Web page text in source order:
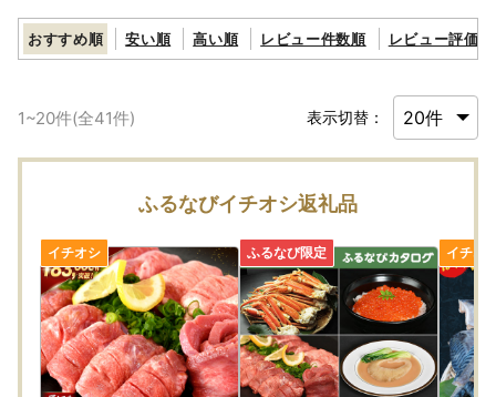
★返礼品について
・長期ご不在でお受取不可の期間がございましたら、必ず備
考欄に「不在:○○」とご記入ください。
・お申込内容の不備（住所誤り等）や、受取人様のご都合に
より返礼品がお届けできない場合、再送および寄附金の返金
・手配状況次第では返礼品送付先の変更ができない場合があ
ります。また転送する場合は転送料金(受取人着払い)が発生
します。
・「のし」可の返礼品を除き、のしの対応はできかねます。
・配送業者の指定はできかねます。また返礼品によって異な
ります。
・出荷日の事前案内は行っておりません。また、ご要望をい
ただいても対応できかねます。
おすすめ順 安い順 高い順 レビュー件数順 レビュー評価順
1~20件(全41件) 表示切替：
ふるなびイチオシ返礼品